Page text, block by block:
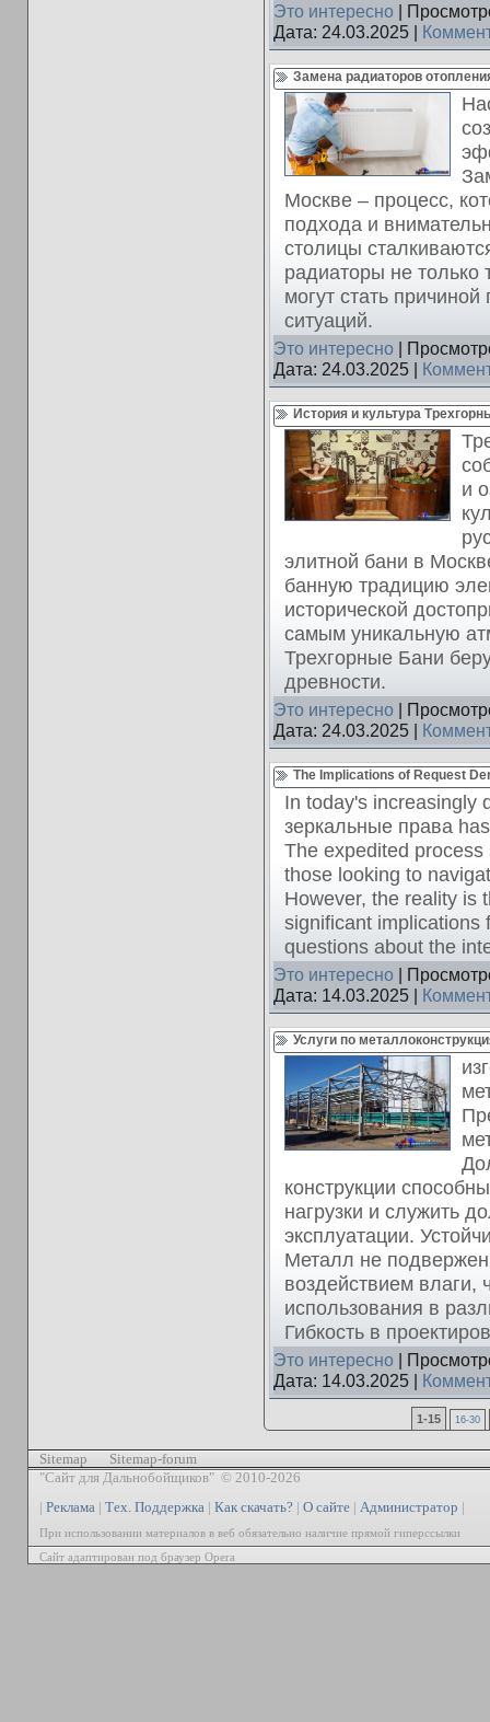
Это интересно|
Дата: 24.03.2025|
Замена радиаторов
Москве – процесс,
подхода и
столицы
радиаторы не
могут стать
ситуаций.
Это интересно|
Дата: 24.03.2025|
История и культура
и
элитной бани в
банную традицию
исторической
самым уникальную
Трехгорные Бани
древности.
Это интересно|
Дата: 24.03.2025|
The Implications of Request
In today's increasingly
зеркальные права
The expedited
those looking to
However, the reality is
significant implications
questions about the
Это интересно|
Дата: 14.03.2025|
Услуги по
конструкции
нагрузки и служить
эксплуатации.
Металл не
воздействием влаги,
использования в
Гибкость в
Это интересно|
Дата: 14.03.2025|
1-15 16-30
Sitemap
Sitemap-forum
"Сайт для Дальнобойщиков" © 2010-2026
| Реклама | Тех. Поддержка | Как скачать?| О сайте| Администратор |
При использовании материалов в веб обязательно наличие прямой гиперссылки
Сайт адаптирован под браузер Opera